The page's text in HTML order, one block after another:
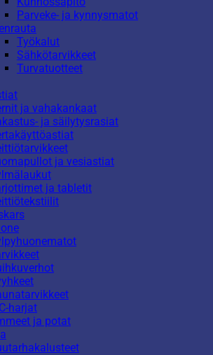
Parveke- ja kynnysmatot
Työkalut
Sähkötarvikkeet
Turvatuotteet
ja vahakankaat
ja säilytysrasiat
ja vesiastiat
ja tabletit
harjat
ja potat